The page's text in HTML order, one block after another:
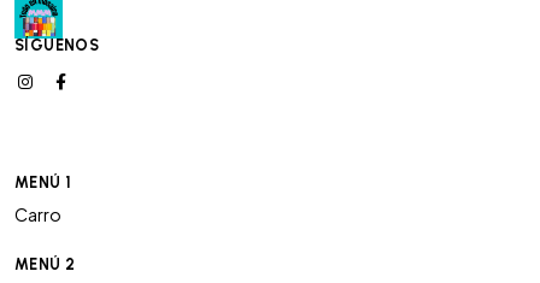
SÍGUENOS
MENÚ 1
Carro
MENÚ 2